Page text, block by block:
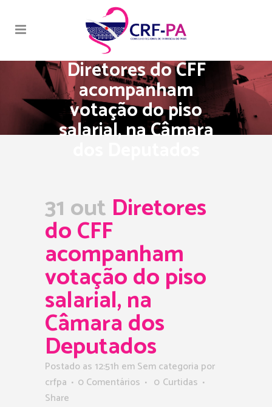
Diretores do CFF
acompanham
votação do piso
salarial, na Câmara
31 out Diretores
do CFF
acompanham
votação do piso
salarial, na
Câmara dos
Deputados
Postado as 12:51h em Sem categoria por
crfpa
0 Comentários 0 Curtidas
Share